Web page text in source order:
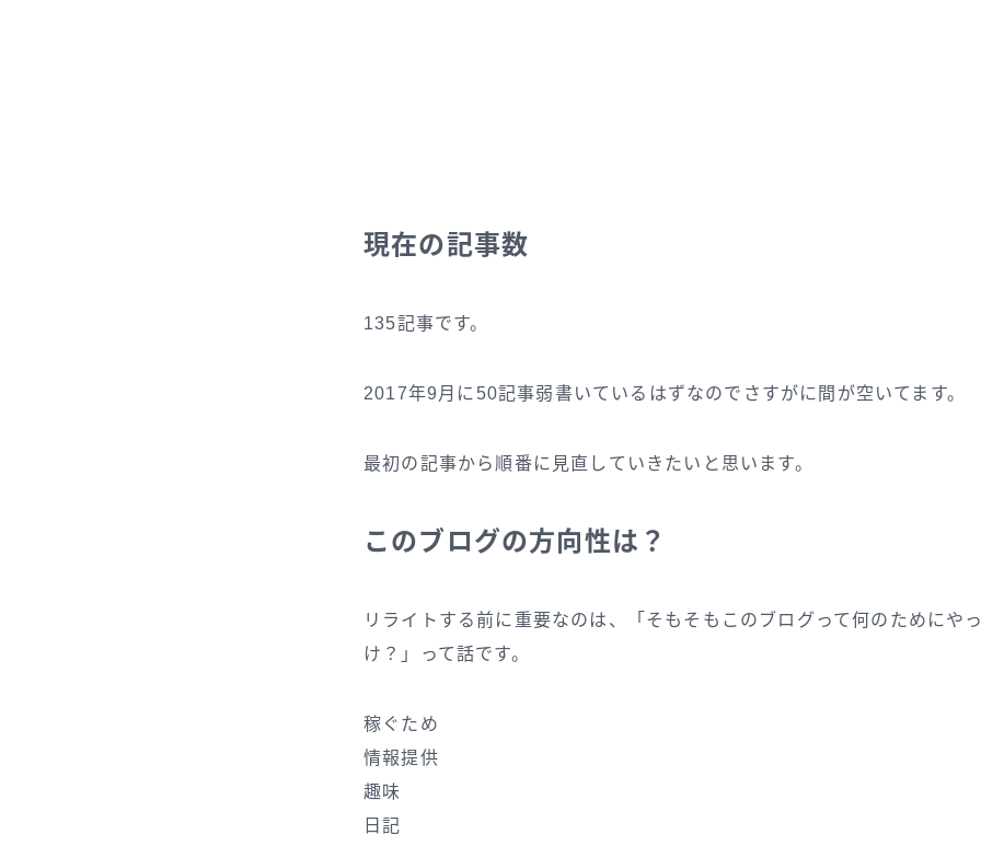
現在の記事数
135記事です。
2017年9月に50記事弱書いているはずなのでさすがに間が空いてます。
最初の記事から順番に見直していきたいと思います。
このブログの方向性は？
リライトする前に重要なのは、「そもそもこのブログって何のためにや
け？」って話です。
稼ぐため
情報提供
趣味
日記